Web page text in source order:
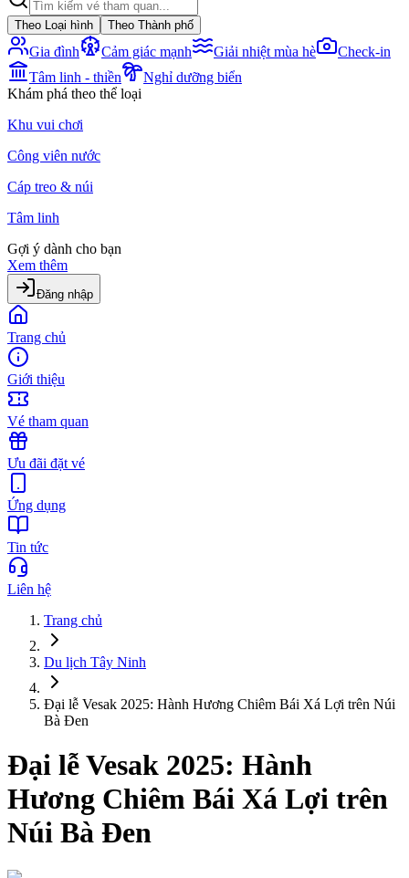
Theo Loại hình Theo Thành phố
Gia đình Cảm giác mạnh Giải nhiệt mùa hè
Check-in
Tâm linh - thiền
Nghỉ dưỡng biển
Khám phá theo thể loại
Khu vui chơi
Công viên nước
Cáp treo & núi
Tâm linh
Gợi ý dành cho bạn
Xem thêm
Đăng nhập
Trang chủ
Giới thiệu
Vé tham quan
Ưu đãi đặt vé
Ứng dụng
Tin tức
Liên hệ
Trang chủ
Du lịch Tây Ninh
Đại lễ Vesak 2025: Hành Hương Chiêm Bái Xá Lợi trên Núi
Bà Đen
Đại lễ Vesak 2025: Hành
Hương Chiêm Bái Xá Lợi trên
Núi Bà Đen